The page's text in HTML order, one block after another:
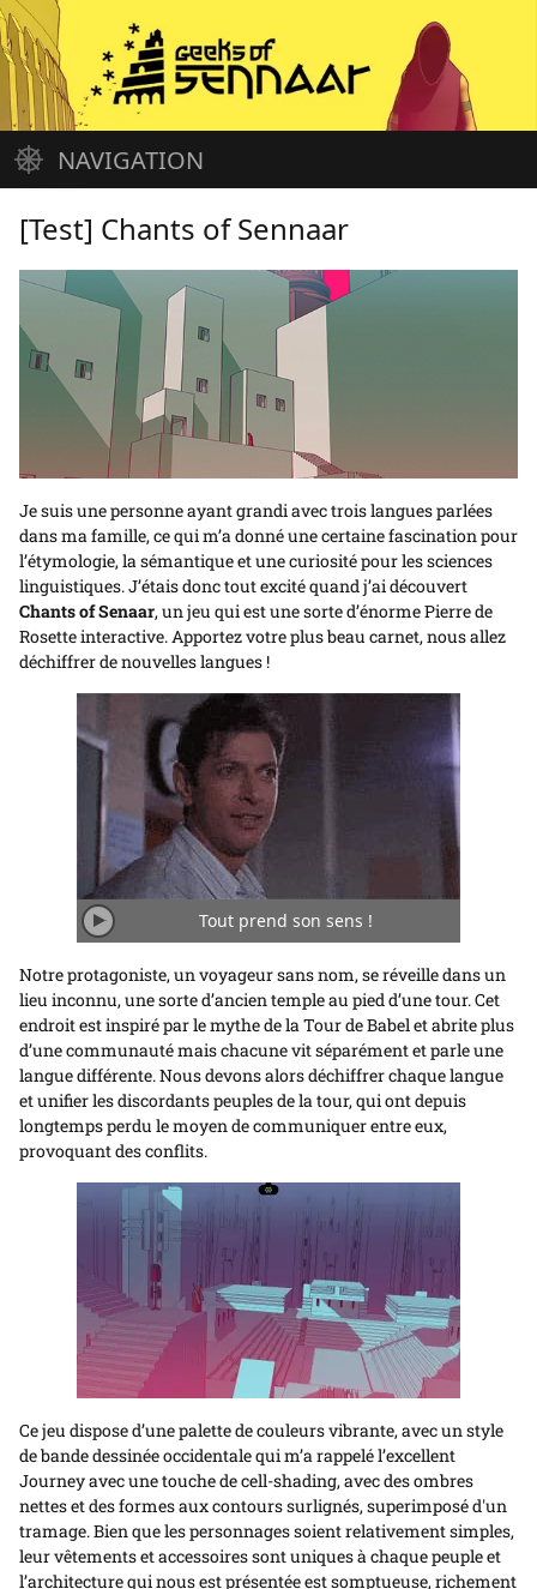
Aller
au
contenu
NAVIGATION
Accueil
Jeux vidéo
Cinéma
Musique
Arrivages
À propos
[Test] Chants of Sennaar
Je suis une personne ayant grandi avec trois langues parlées
dans ma famille, ce qui m’a donné une certaine fascination pour
l’étymologie, la sémantique et une curiosité pour les sciences
linguistiques. J’étais donc tout excité quand j’ai découvert
Chants of Senaar, un jeu qui est une sorte d’énorme Pierre de
Rosette interactive. Apportez votre plus beau carnet, nous allez
déchiffrer de nouvelles langues !
Jouer/Arrêter
l'animation
Tout prend son sens !
Notre protagoniste, un voyageur sans nom, se réveille dans un
lieu inconnu, une sorte d’ancien temple au pied d’une tour. Cet
endroit est inspiré par le mythe de la Tour de Babel et abrite plus
d’une communauté mais chacune vit séparément et parle une
langue différente. Nous devons alors déchiffrer chaque langue
et unifier les discordants peuples de la tour, qui ont depuis
longtemps perdu le moyen de communiquer entre eux,
provoquant des conflits.
Ce jeu dispose d’une palette de couleurs vibrante, avec un style
de bande dessinée occidentale qui m’a rappelé l’excellent
Journey avec une touche de cell-shading, avec des ombres
nettes et des formes aux contours surlignés, superimposé d'un
tramage. Bien que les personnages soient relativement simples,
leur vêtements et accessoires sont uniques à chaque peuple et
l’architecture qui nous est présentée est somptueuse, richement